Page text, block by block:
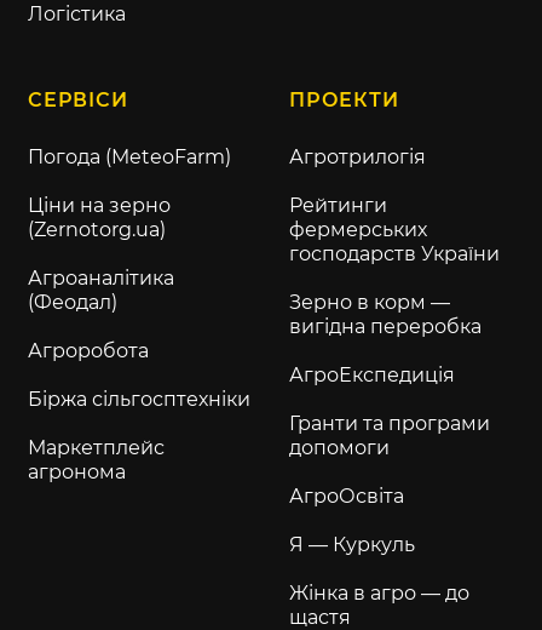
Логістика
СЕРВІСИ
Погода (MeteoFarm)
Ціни на зерно
(Zernotorg.ua)
Агроаналітика
(Феодал)
Агроробота
Біржа сільгосптехніки
Маркетплейс
агронома
ПРОЕКТИ
Агротрилогія
Рейтинги
фермерських
господарств України
Зерно в корм —
вигідна переробка
АгроЕкспедиція
Гранти та програми
допомоги
АгроОсвіта
Я — Куркуль
Жінка в агро — до
щастя